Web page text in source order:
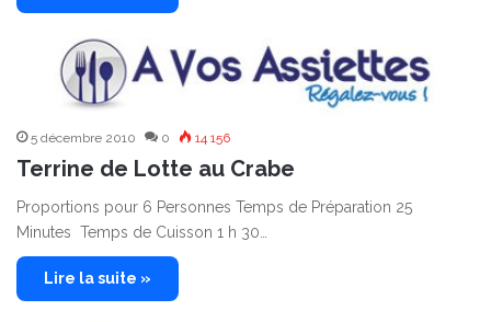
5 décembre 2010 0 14 156
Terrine de Lotte au Crabe
Proportions pour 6 Personnes Temps de Préparation 25
Minutes Temps de Cuisson 1 h 30…
Lire la suite »